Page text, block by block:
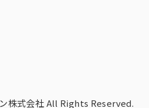
株式会社 All Rights Reserved.